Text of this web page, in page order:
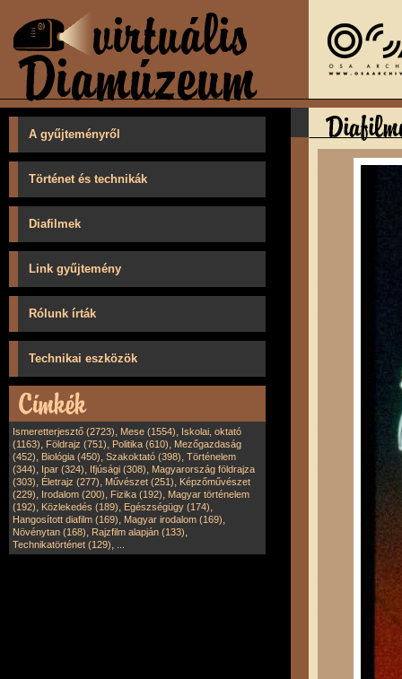
A gyűjteményről
Történet és technikák
Diafilmek
Link gyűjtemény
Rólunk írták
Technikai eszközök
Ismeretterjesztő (2723), Mese (1554), Iskolai, oktató
(1163), Földrajz (751), Politika (610), Mezőgazdaság
(452), Biológia (450), Szakoktató (398), Történelem
(344), Ipar (324), Ifjúsági (308), Magyarország földrajza
(303), Életrajz (277), Művészet (251), Képzőművészet
(229), Irodalom (200), Fizika (192), Magyar történelem
(192), Közlekedés (189), Egészségügy (174),
Hangosított diafilm (169), Magyar irodalom (169),
Növénytan (168), Rajzfilm alapján (133),
Technikatörténet (129),